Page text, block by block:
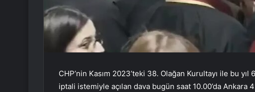
CHP’nin Kasım 2023’teki 38. Olağan Kurultayı ile bu yıl
iptali istemiyle açılan dava bugün saat 10.00’da Ankara